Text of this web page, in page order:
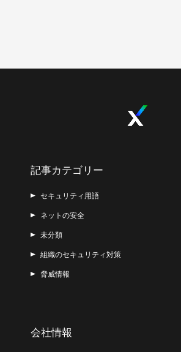
記事カテゴリー
セキュリティ用語
ネットの安全
未分類
組織のセキュリティ対策
脅威情報
会社情報